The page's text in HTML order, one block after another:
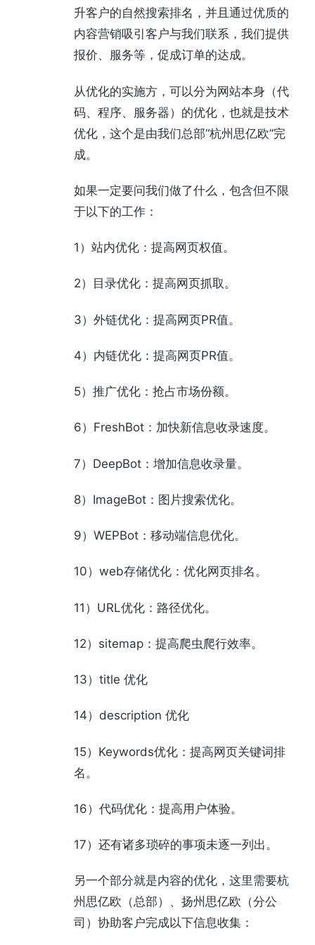
升客户的自然搜索排名，并且通过优质的
内容营销吸引客户与我们联系，我们提供
报价、服务等，促成订单的达成。
从优化的实施方，可以分为网站本身（代
码、程序、服务器）的优化，也就是技术
优化，这个是由我们总部“杭州思亿欧”完
成。
如果一定要问我们做了什么，包含但不限
于以下的工作：
1）站内优化：提高网页权值。
2）目录优化：提高网页抓取。
3）外链优化：提高网页PR值。
4）内链优化：提高网页PR值。
5）推广优化：抢占市场份额。
6）FreshBot：加快新信息收录速度。
7）DeepBot：增加信息收录量。
8）ImageBot：图片搜索优化。
9）WEPBot：移动端信息优化。
10）web存储优化：优化网页排名。
11）URL优化：路径优化。
12）sitemap：提高爬虫爬行效率。
13）title 优化
14）description 优化
15）Keywords优化：提高网页关键词排
名。
16）代码优化：提高用户体验。
17）还有诸多琐碎的事项未逐一列出。
另一个部分就是内容的优化，这里需要杭
州思亿欧（总部）、扬州思亿欧（分公
司）协助客户完成以下信息收集：